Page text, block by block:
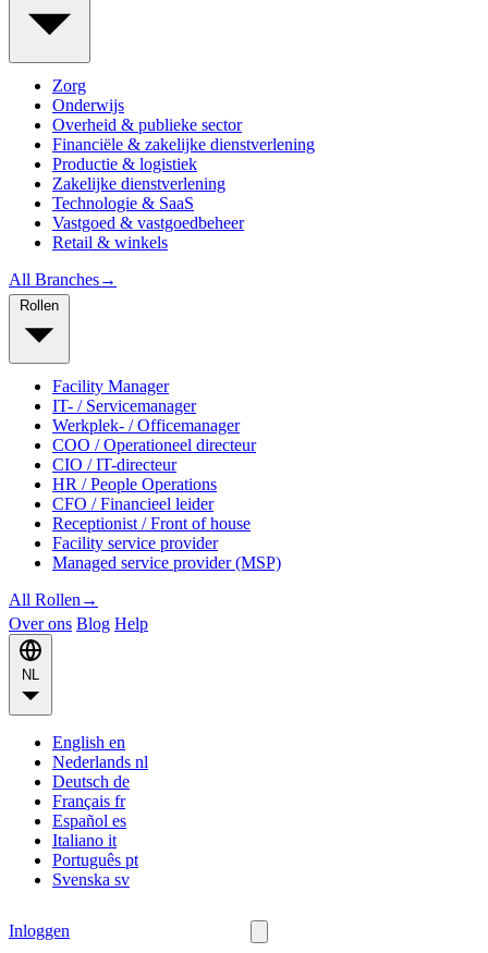
Zorg
Onderwijs
Overheid & publieke sector
Financiële & zakelijke dienstverlening
Productie & logistiek
Zakelijke dienstverlening
Technologie & SaaS
Vastgoed & vastgoedbeheer
Retail & winkels
All Branches→
Facility Manager
IT- / Servicemanager
Werkplek- / Officemanager
COO / Operationeel directeur
CIO / IT-directeur
HR / People Operations
CFO / Financieel leider
Receptionist / Front of house
Facility service provider
Managed service provider (MSP)
All Rollen →
Over ons Blog Help
English en
Nederlands nl
Deutsch de
Français fr
Español es
Italiano it
Português pt
Svenska sv
Inloggen